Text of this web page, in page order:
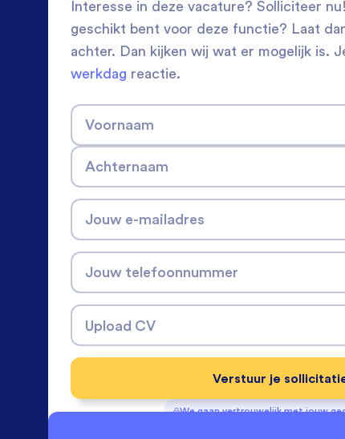
Interesse in deze vacature? Solliciteer
geschikt bent voor deze functie? Laat
achter. Dan kijken wij wat er mogelijk is.
werkdag reactie.
Voornaam
Achternaam
Jouw e-mailadres
Jouw telefoonnummer
Upload CV
We gaan vertrouwelijk met jouw
Verstuur je